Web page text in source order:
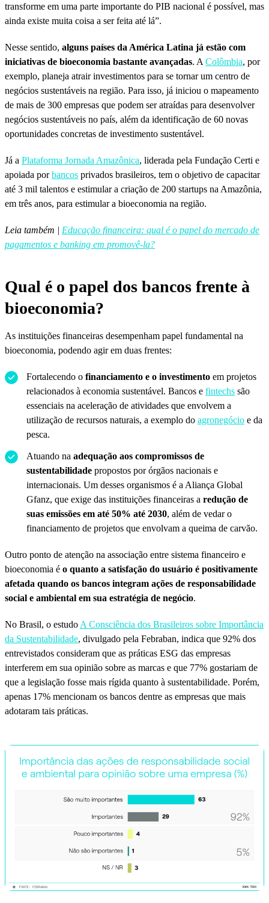
transforme em uma parte importante do PIB nacional é possível, mas
ainda existe muita coisa a ser feita até lá”.
Nesse sentido, alguns países da América Latina já estão com
iniciativas de bioeconomia bastante avançadas. A Colômbia, por
exemplo, planeja atrair investimentos para se tornar um centro de
negócios sustentáveis na região. Para isso, já iniciou o mapeamento
de mais de 300 empresas que podem ser atraídas para desenvolver
negócios sustentáveis no país, além da identificação de 60 novas
oportunidades concretas de investimento sustentável.
Já a Plataforma Jornada Amazônica, liderada pela Fundação Certi e
apoiada porbancos privados brasileiros, tem o objetivo de capacitar
até 3 mil talentos e estimular a criação de 200 startups na Amazônia,
em três anos, para estimular a bioeconomia na região.
Leia também | Educação financeira: qual é o papel do mercado de
pagamentos e banking em promovê-la?
Qual é o papel dos bancos frente à
bioeconomia?
As instituições financeiras desempenham papel fundamental na
bioeconomia, podendo agir em duas frentes:
Fortalecendo o financiamento e o investimento em projetos
relacionados à economia sustentável. Bancos e fintechs são
essenciais na aceleração de atividades que envolvem a
utilização de recursos naturais, a exemplo do agronegócio e da
pesca.
Atuando na adequação aos compromissos de
sustentabilidade propostos por órgãos nacionais e
internacionais. Um desses organismos é a Aliança Global
Gfanz, que exige das instituições financeiras a redução de
suas emissões em até 50% até 2030, além de vedar o
financiamento de projetos que envolvam a queima de carvão.
Outro ponto de atenção na associação entre sistema financeiro e
bioeconomia é o quanto a satisfação do usuário é positivamente
afetada quando os bancos integram ações de responsabilidade
social e ambiental em sua estratégia de negócio.
No Brasil, o estudo A Consciência dos Brasileiros sobre Importância
da Sustentabilidade, divulgado pela Febraban, indica que 92% dos
entrevistados consideram que as práticas ESG das empresas
interferem em sua opinião sobre as marcas e que 77% gostariam de
que a legislação fosse mais rígida quanto à sustentabilidade. Porém,
apenas 17% mencionam os bancos dentre as empresas que mais
adotaram tais práticas.